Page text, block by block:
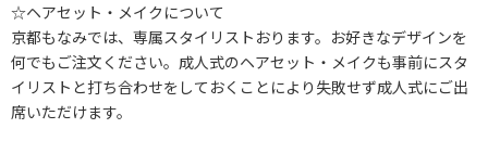
☆ヘアセット・メイクについて
京都もなみでは、専属スタイリストおります。お好きなデザインを
何でもご注文ください。成人式のヘアセット・メイクも事前にスタ
イリストと打ち合わせをしておくことにより失敗せず成人式にご出
席いただけます。